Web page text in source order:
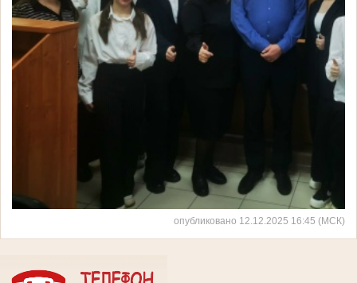
опубликовано 12.12.2025 16:45 (МСК)